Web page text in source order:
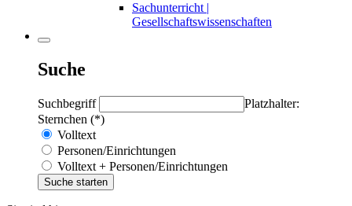
Sachunterricht |
Gesellschaftswissenschaften
Suche
Suchbegriff
Platzhalter:
Sternchen (*)
Volltext
Personen/Einrichtungen
Volltext + Personen/Einrichtungen